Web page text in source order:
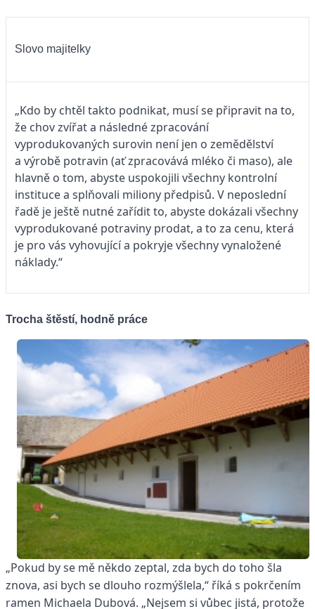
Slovo majitelky
„Kdo by chtěl takto podnikat, musí se připravit na to,
že chov zvířat a následné zpracování
vyprodukovaných surovin není jen o zemědělství
a výrobě potravin (ať zpracovává mléko či maso), ale
hlavně o tom, abyste uspokojili všechny kontrolní
instituce a splňovali miliony předpisů. V neposlední
řadě je ještě nutné zařídit to, abyste dokázali všechny
vyprodukované potraviny prodat, a to za cenu, která
je pro vás vyhovující a pokryje všechny vynaložené
náklady.“
Trocha štěstí, hodně práce
„Pokud by se mě někdo zeptal, zda bych do toho šla
znova, asi bych se dlouho rozmýšlela,“ říká s pokrčením
ramen Michaela Dubová. „Nejsem si vůbec jistá, protože